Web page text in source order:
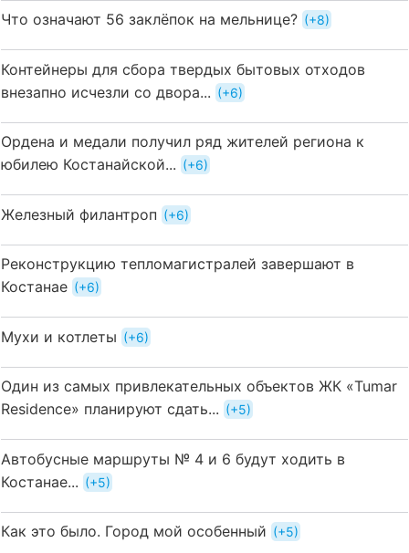
Что означают 56 заклёпок на мельнице? +8
Контейнеры для сбора твердых бытовых отходов
внезапно исчезли со двора...
+6
Ордена и медали получил ряд жителей региона к
юбилею Костанайской...
+6
Железный филантроп +6
Реконструкцию тепломагистралей завершают в
Костанае
+6
Мухи и котлеты +6
Один из самых привлекательных объектов ЖК «Tumar
Residence» планируют сдать...
+5
Автобусные маршруты № 4 и 6 будут ходить в
Костанае...
+5
Как это было. Город мой особенный +5